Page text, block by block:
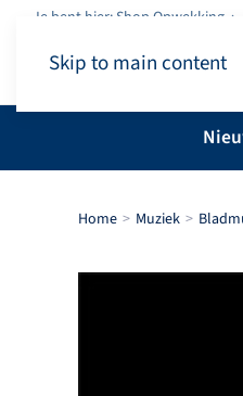
Skip to main content
Je bent hier: Shop.Opwekking
Home Muziek